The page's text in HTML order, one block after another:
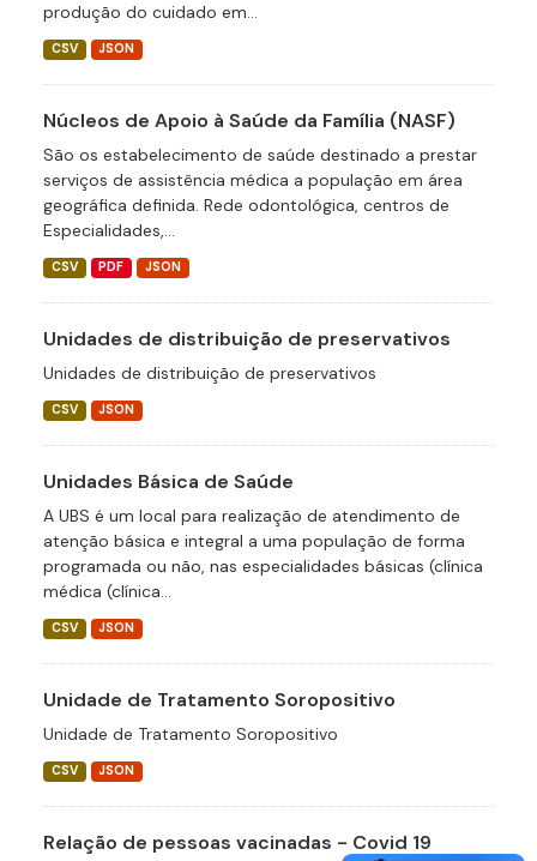
produção do cuidado em...
CSV JSON
Núcleos de Apoio à Saúde da Família (NASF)
São os estabelecimento de saúde destinado a prestar
serviços de assistência médica a população em área
geográfica definida. Rede odontológica, centros de
Especialidades,...
CSV PDF JSON
Unidades de distribuição de preservativos
Unidades de distribuição de preservativos
CSV JSON
Unidades Básica de Saúde
A UBS é um local para realização de atendimento de
atenção básica e integral a uma população de forma
programada ou não, nas especialidades básicas (clínica
médica (clínica...
CSV JSON
Unidade de Tratamento Soropositivo
Unidade de Tratamento Soropositivo
CSV JSON
Relação de pessoas vacinadas - Covid 19